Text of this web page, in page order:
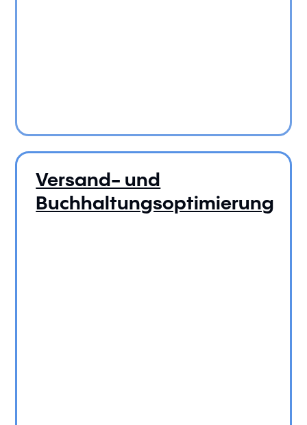
Versand- und
Buchhaltungsoptimierung